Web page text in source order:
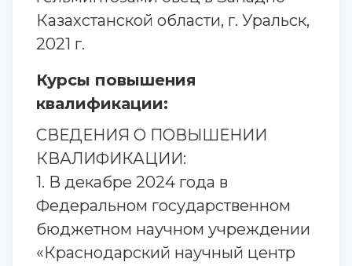
Казахстанской области, г. Уральск,
2021 г.
Курсы повышения
квалификации:
СВЕДЕНИЯ О ПОВЫШЕНИИ
КВАЛИФИКАЦИИ:
1. В декабре 2024 года в
Федеральном государственном
бюджетном научном учреждении
«Краснодарский научный центр